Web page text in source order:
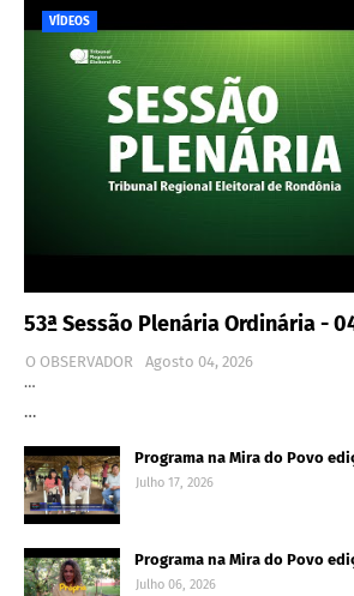
VÍDEOS
53ª Sessão Plenária Ordinária -
O OBSERVADOR
Agosto 04, 2026
…
…
Programa na Mira do Povo
Julho 17, 2026
Programa na Mira do Povo
Julho 06, 2026